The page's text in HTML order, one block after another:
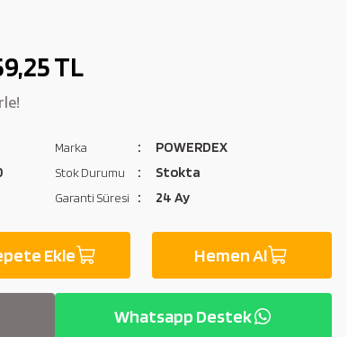
TL
Marka POWERDEX
Stok Durumu Stokta
Garanti Süresi 24 Ay
Ekle Hemen Al
Whatsapp Destek